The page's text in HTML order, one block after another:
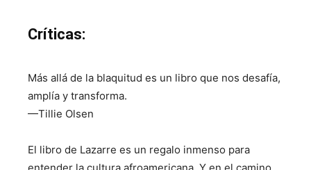
Críticas:
Más allá de la blaquitud es un libro que nos desafía,
amplía y transforma.
—Tillie Olsen
El libro de Lazarre es un regalo inmenso para